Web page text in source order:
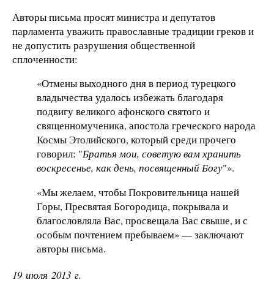
Авторы письма просят министра и депутатов
парламента уважить православные традиции греков и
не допустить разрушения общественной
сплоченности:
«Отмены выходного дня в период турецкого
владычества удалось избежать благодаря
подвигу великого афонского святого и
священномученика, апостола греческого народа
Космы Этолийского, который среди прочего
говорил: "Братья мои, советую вам хранить
воскресенье, как день, посвященный Богу"».
«Мы желаем, чтобы Покровительница нашей
Горы, Пресвятая Богородица, покрывала и
благословляла Вас, просвещала Вас свыше, и с
особым почтением пребываем» — заключают
авторы письма.
19 июля 2013 г.